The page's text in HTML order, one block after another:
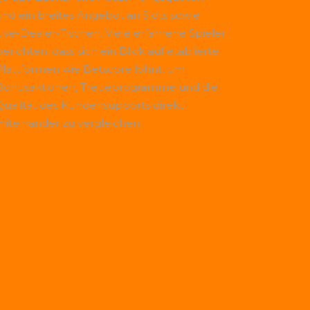
ein breites Angebot an Slots sowie
Dealer-Tischen. Viele erfahrene Spieler
dass sich ein Blick auf etablierte
wie Betscore lohnt, um
Treueprogramme und die
des Kundensupports direkt
zu vergleichen.